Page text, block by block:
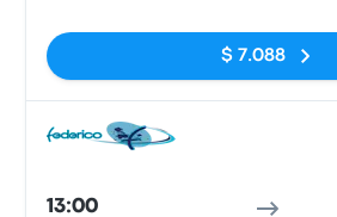
$ 7.088
13:00